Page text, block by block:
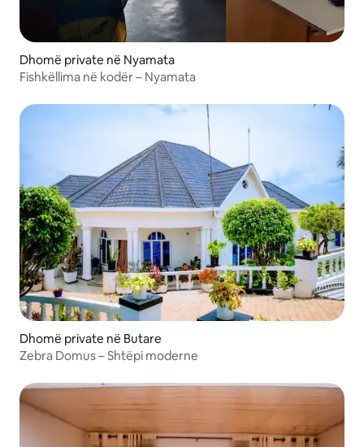
Dhomë private në Nyamata
Fishkëllima në kodër – Nyamata
Dhomë private në Butare
Zebra Domus – Shtëpi moderne